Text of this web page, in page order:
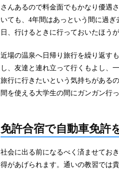
さんあるので料金面でもかなり優遇
いても、4年間はあっという間に過
日、行けるときに行っておいたほうが
近場の温泉へ日帰り旅行を繰り返す
し、友達と連れ立って行くもよし、
旅行に行きたいという気持ちがある
間を使える大学生の間にガンガン行
免許合宿で自動車免許
社会に出る前になるべく済ませてお
得があげられます。通いの教習では